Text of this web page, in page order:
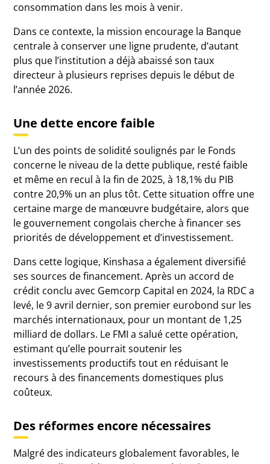
consommation dans les mois à venir.
Dans ce contexte, la mission encourage la Banque
centrale à conserver une ligne prudente, d’autant
plus que l’institution a déjà abaissé son taux
directeur à plusieurs reprises depuis le début de
l’année 2026.
Une dette encore faible
L’un des points de solidité soulignés par le Fonds
concerne le niveau de la dette publique, resté faible
et même en recul à la fin de 2025, à 18,1% du PIB
contre 20,9% un an plus tôt. Cette situation offre une
certaine marge de manœuvre budgétaire, alors que
le gouvernement congolais cherche à financer ses
priorités de développement et d’investissement.
Dans cette logique, Kinshasa a également diversifié
ses sources de financement. Après un accord de
crédit conclu avec Gemcorp Capital en 2024, la RDC a
levé, le 9 avril dernier, son premier eurobond sur les
marchés internationaux, pour un montant de 1,25
milliard de dollars. Le FMI a salué cette opération,
estimant qu’elle pourrait soutenir les
investissements productifs tout en réduisant le
recours à des financements domestiques plus
coûteux.
Des réformes encore nécessaires
Malgré des indicateurs globalement favorables, le